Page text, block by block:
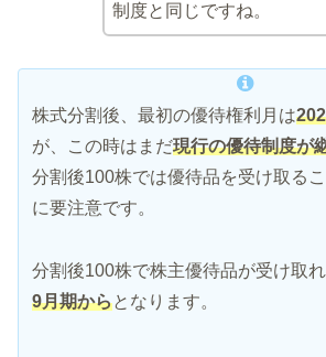
制度と同じですね。
株式分割後、最初の優待権利月は
が、この時はまだ現行の優待制度が
分割後100株では優待品を受け取る
に要注意です。
分割後100株で株主優待品が受け取れ
9月期からとなります。